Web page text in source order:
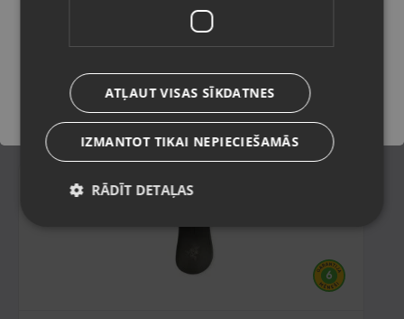
Rēzekne, Atbrīvošanas aleja 119
Stāvoklis Mazlietots (Garantija 12 mēneši)
105.00 €
4.77€/mēn.
Saglabāt
ATĻAUT VISAS SĪKDATNES
IZMANTOT TIKAI NEPIECIEŠAMĀS
RĀDĪT DETAĻAS